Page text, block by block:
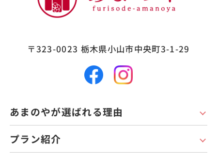
〒323-0023 栃木県小山市中央町3-1-29
あまのやが選ばれる理由
プラン紹介